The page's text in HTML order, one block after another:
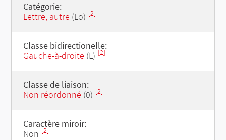
Catégorie:
Lettre, autre (Lo) [2]
Classe bidirectionelle:
Gauche-à-droite (L) [2]
Classe de liaison:
Non réordonné (0) [2]
Caractère miroir:
Non [2]